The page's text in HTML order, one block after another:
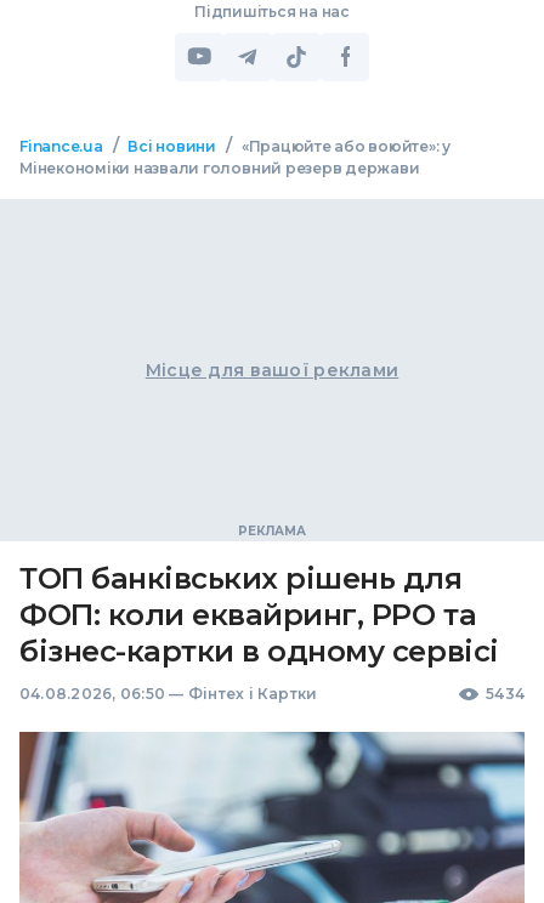
Підпишіться на нас
Finance.ua / Всі новини / «Працюйте або воюйте»: у
Мінекономіки назвали головний резерв держави
Місце для вашої реклами
ТОП банківських рішень для
ФОП: коли еквайринг, РРО та
бізнес-картки в одному сервісі
04.08.2026, 06:50 — Фінтех і Картки 5434